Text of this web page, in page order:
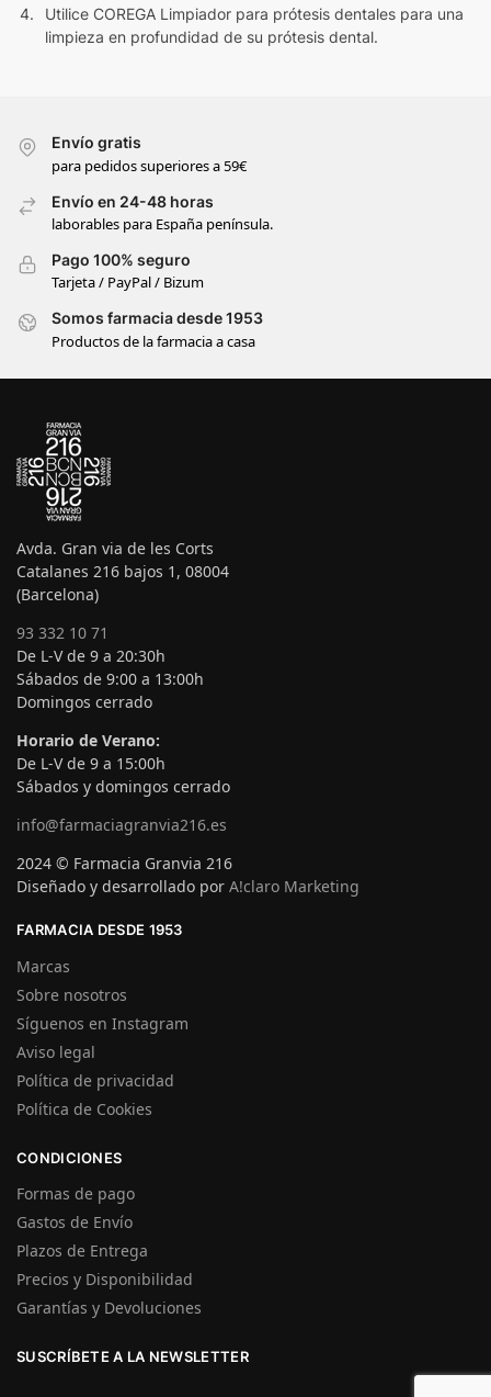
Utilice COREGA Limpiador para prótesis dentales para una
limpieza en profundidad de su prótesis dental.
Envío gratis
para pedidos superiores a 59€
Envío en 24-48 horas
laborables para España península.
Pago 100% seguro
Tarjeta / PayPal / Bizum
Somos farmacia desde 1953
Productos de la farmacia a casa
Avda. Gran via de les Corts
Catalanes 216 bajos 1, 08004
(Barcelona)
93 332 10 71
De L-V de 9 a 20:30h
Sábados de 9:00 a 13:00h
Domingos cerrado
Horario de Verano:
De L-V de 9 a 15:00h
Sábados y domingos cerrado
info@farmaciagranvia216.es
2024 © Farmacia Granvia 216
Diseñado y desarrollado por A!claro Marketing
FARMACIA DESDE 1953
Marcas
Sobre nosotros
Síguenos en Instagram
Aviso legal
Política de privacidad
Política de Cookies
CONDICIONES
Formas de pago
Gastos de Envío
Plazos de Entrega
Precios y Disponibilidad
Garantías y Devoluciones
SUSCRÍBETE A LA NEWSLETTER